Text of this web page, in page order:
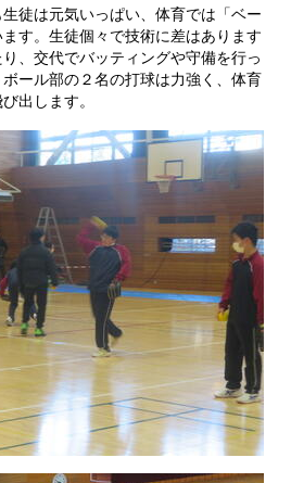
徒は元気いっぱい、体育では「ベー
す。生徒個々で技術に差はあります
、交代でバッティングや守備を行っ
ール部の２名の打球は力強く、体育
出します。